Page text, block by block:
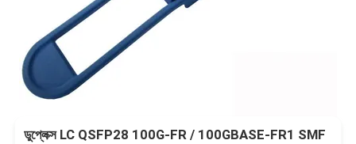
ডুপ্লেক্স LC QSFP28 100G-FR / 100GBASE-FR1 SMF